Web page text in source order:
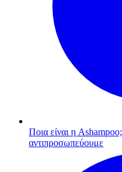
Ποια είναι η Ashampoo;
αντιπροσωπεύουμε